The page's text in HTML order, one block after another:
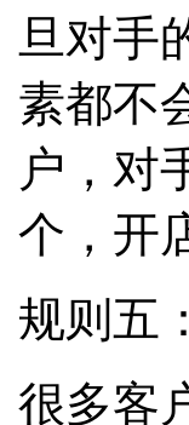
旦对手
素都不
户，对
个，开
规则五
很多客